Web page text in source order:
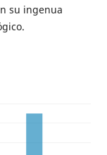
su ingenua